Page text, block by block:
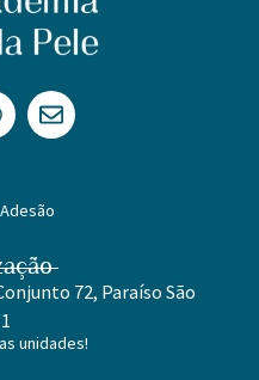
72, Paraíso São
unidades!